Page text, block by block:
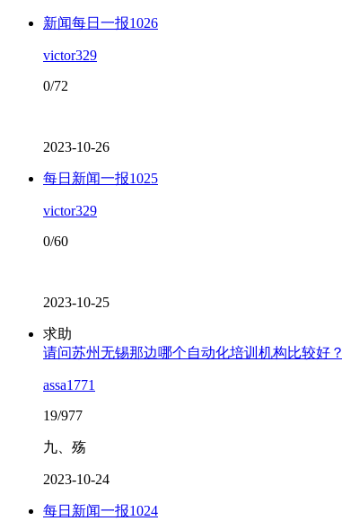
新闻每日一报1026
victor329
0/72
2023-10-26
每日新闻一报1025
victor329
0/60
2023-10-25
求助
请问苏州无锡那边哪个自动化培训机构比较好？
assa1771
19/977
九、殇
2023-10-24
每日新闻一报1024